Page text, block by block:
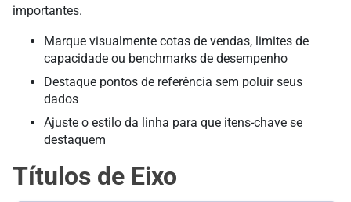
importantes.
Marque visualmente cotas de vendas, limites de
capacidade ou benchmarks de desempenho
Destaque pontos de referência sem poluir seus
dados
Ajuste o estilo da linha para que itens-chave se
destaquem
Títulos de Eixo